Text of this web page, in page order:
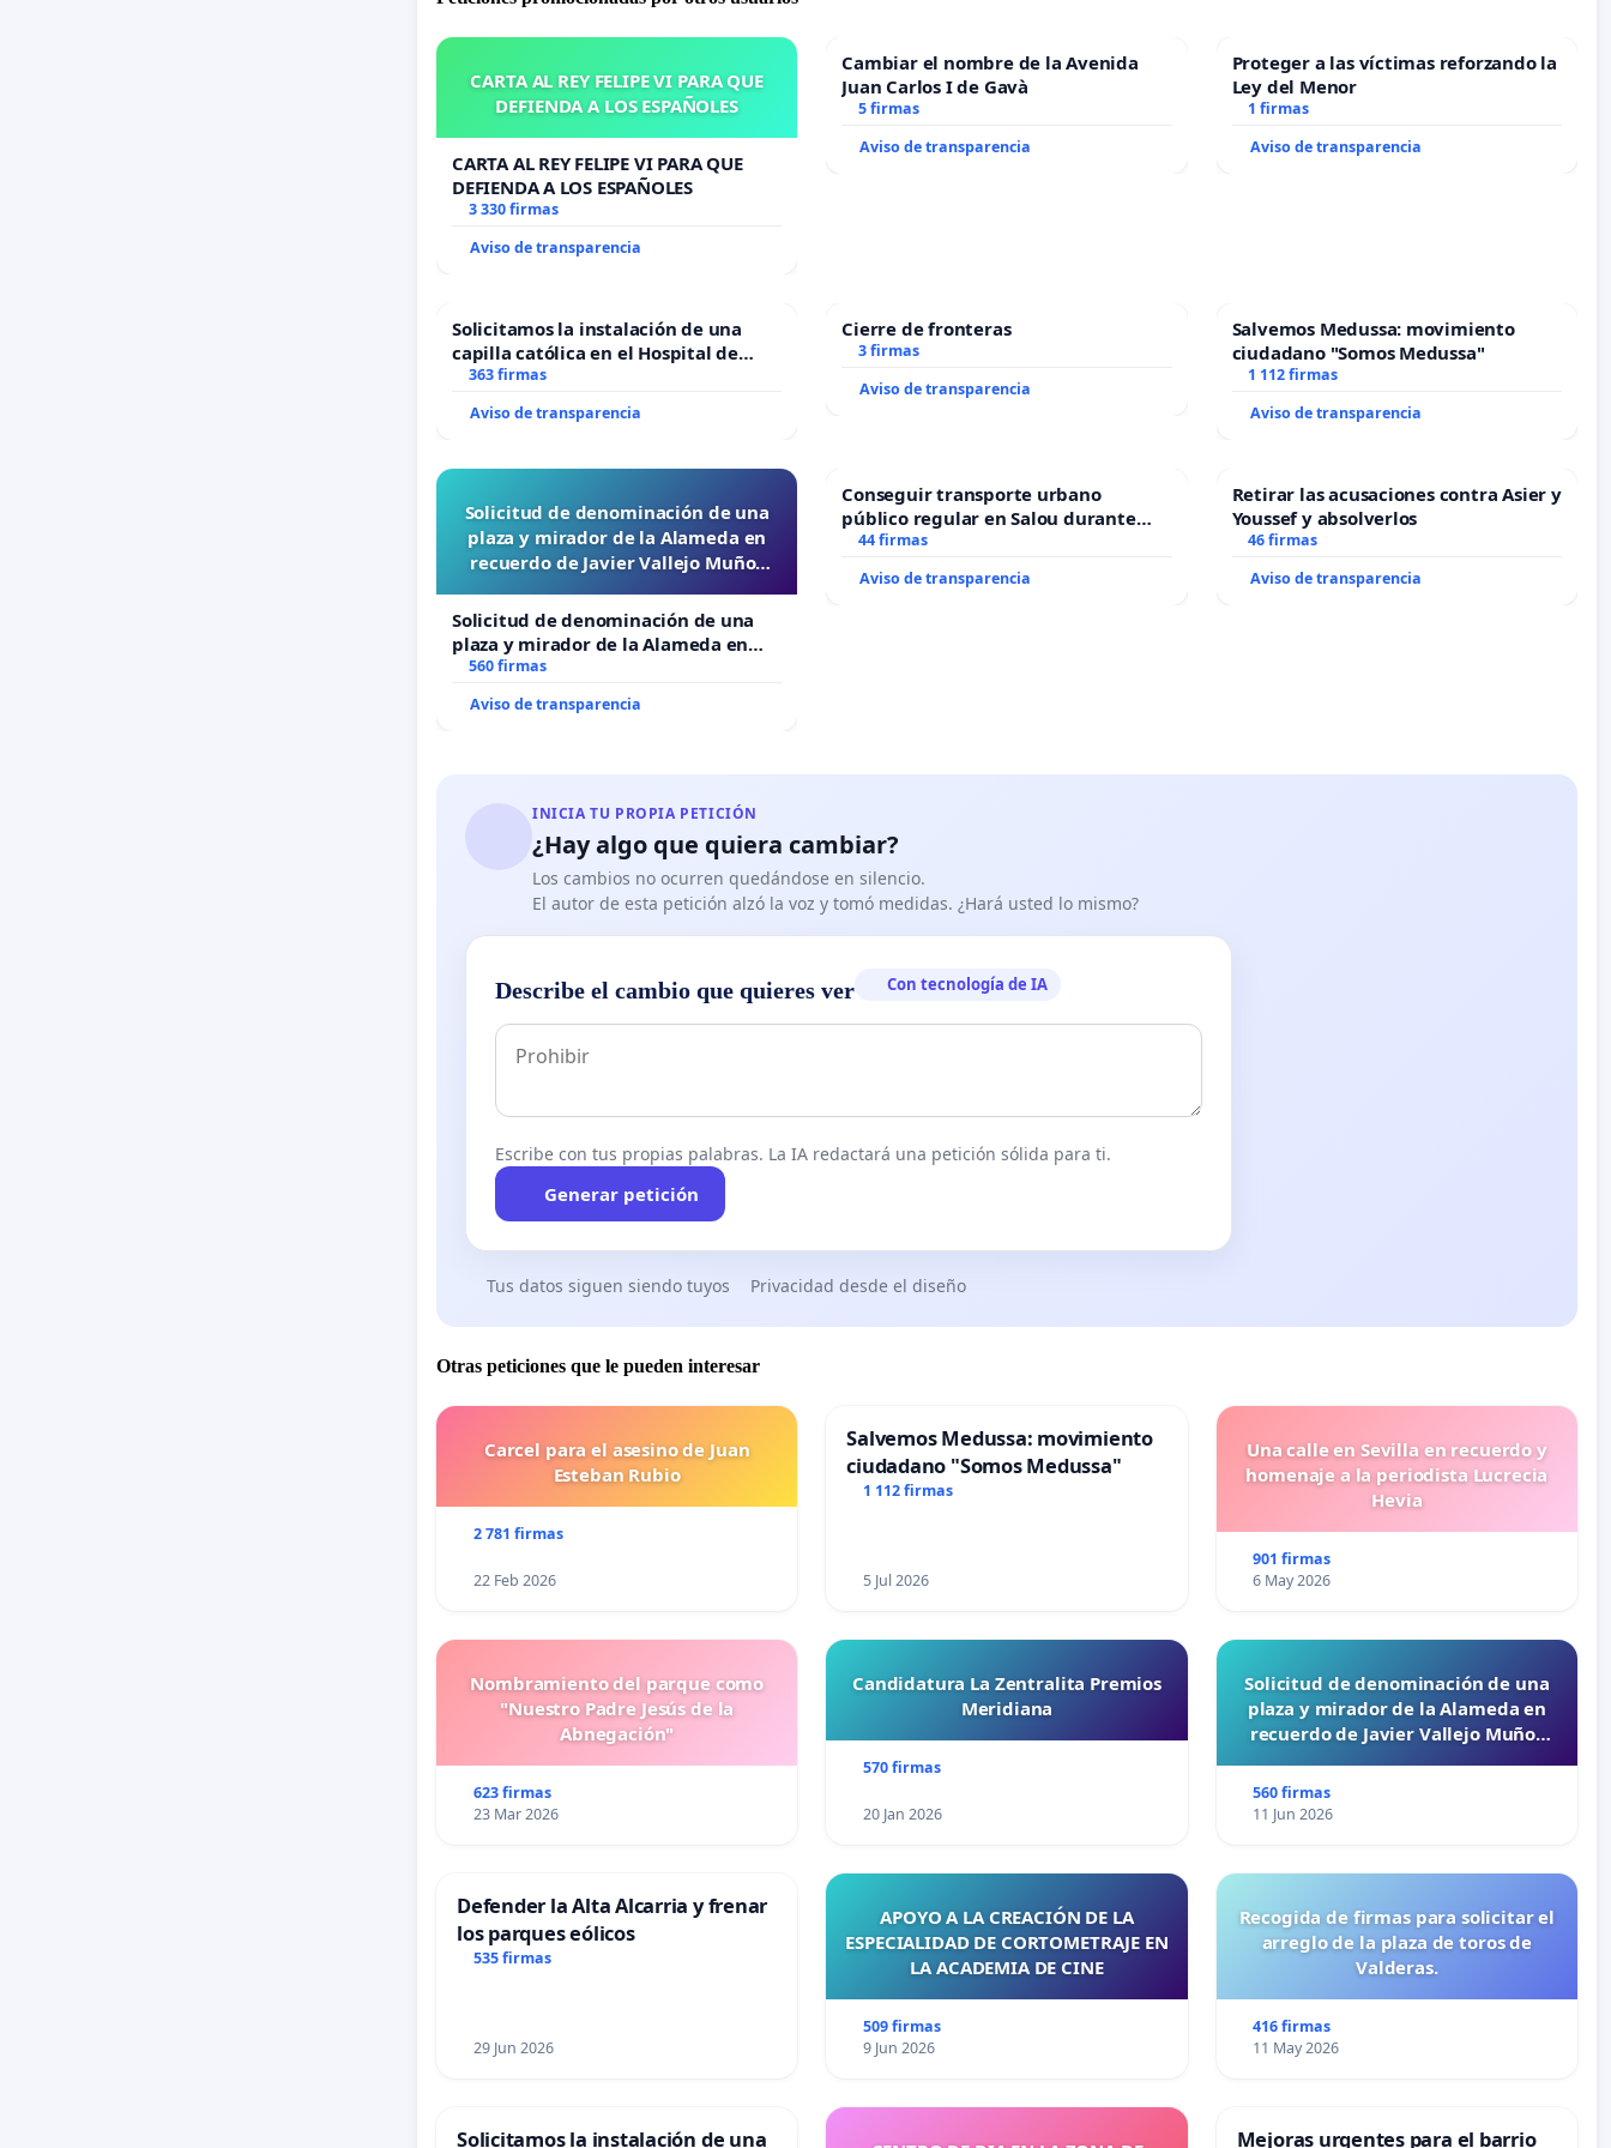
CARTA AL REY FELIPE VI PARA QUE
DEFIENDA A LOS ESPAÑOLES
CARTA AL REY FELIPE VI PARA QUE
DEFIENDA A LOS ESPAÑOLES
3 330 firmas
Aviso de transparencia
Cambiar el nombre de la Avenida
Juan Carlos I de Gavà
5 firmas
Aviso de transparencia
Proteger a las víctimas reforzando la
Ley del Menor
1 firmas
Aviso de transparencia
Solicitamos la instalación de una
capilla católica en el Hospital de
Alcañiz
363 firmas
Aviso de transparencia
Cierre de fronteras
3 firmas
Aviso de transparencia
Salvemos Medussa: movimiento
ciudadano "Somos Medussa"
1 112 firmas
Aviso de transparencia
Solicitud de denominación de una
plaza y mirador de la Alameda en
recuerdo de Javier Vallejo Muñoz
Solicitud de denominación de una
plaza y mirador de la Alameda en
recuerdo de Javier Vallejo Muñoz
560 firmas
Aviso de transparencia
Conseguir transporte urbano
público regular en Salou durante
todo el año
44 firmas
Aviso de transparencia
Retirar las acusaciones contra Asier y
Youssef y absolverlos
46 firmas
Aviso de transparencia
INICIA TU PROPIA PETICIÓN
¿Hay algo que quiera cambiar?
Los cambios no ocurren quedándose en silencio.
El autor de esta petición alzó la voz y tomó medidas. ¿Hará usted lo mismo?
Describe el cambio que quieres ver Con tecnología de IA
Escribe con tus propias palabras. La IA redactará una petición sólida para ti.
Generar petición
Tus datos siguen siendo tuyos Privacidad desde el diseño
Otras peticiones que le pueden interesar
Carcel para el asesino de Juan
Esteban Rubio
2 781 firmas
22 Feb 2026
Salvemos Medussa: movimiento
ciudadano "Somos Medussa"
1 112 firmas
5 Jul 2026
Una calle en Sevilla en recuerdo y
homenaje a la periodista Lucrecia
Hevia
901 firmas
6 May 2026
Nombramiento del parque como
"Nuestro Padre Jesús de la
Abnegación"
623 firmas
23 Mar 2026
Candidatura La Zentralita Premios
Meridiana
570 firmas
20 Jan 2026
Solicitud de denominación de una
plaza y mirador de la Alameda en
recuerdo de Javier Vallejo Muñoz
560 firmas
11 Jun 2026
Defender la Alta Alcarria y frenar
los parques eólicos
535 firmas
29 Jun 2026
APOYO A LA CREACIÓN DE LA
ESPECIALIDAD DE CORTOMETRAJE EN
LA ACADEMIA DE CINE
509 firmas
9 Jun 2026
Recogida de firmas para solicitar el
arreglo de la plaza de toros de
Valderas.
416 firmas
11 May 2026
Solicitamos la instalación de una Mejoras urgentes para el barrio